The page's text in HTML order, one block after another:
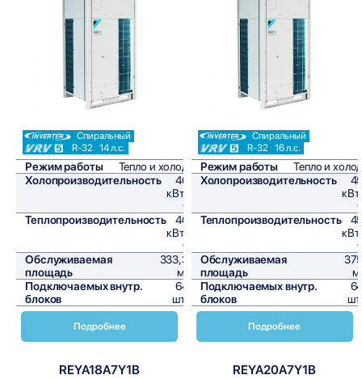
Сравнить
Спиральный
R-32 14 л.с.
Режим работы
Тепло и холод
Холопроизводительность
40
кВт/
ч
Теплопроизводительность
40
кВт/
ч
Обслуживаемая
площадь
333,3
м²
Подключаемых внутр.
блоков
64
шт,
Подробнее
Сравнить
Спиральный
R-32 16 л.с.
Режим работы
Тепло и
Холопроизводительность
Теплопроизводительность
Обслуживаемая
площадь
Подключаемых внутр.
блоков
Подробнее
REYA18A7Y1B REYA20A7Y1B